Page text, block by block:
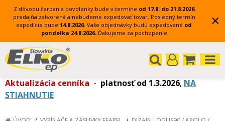
Z dôvodu čerpania dovolenky bude v termíne od 17.8. do 21.8.2026
predajňa zatvorená a nebudeme expedovať tovar. Posledný termín
expedície bude 14.8.2026. Vaše objednávky budú expedované od
pondelka 24.8.2026. Ďakujeme za pochopenie
×
Aktualizácia cenníka - platnosť od 1.3.2026, NA
STIAHNUTIE